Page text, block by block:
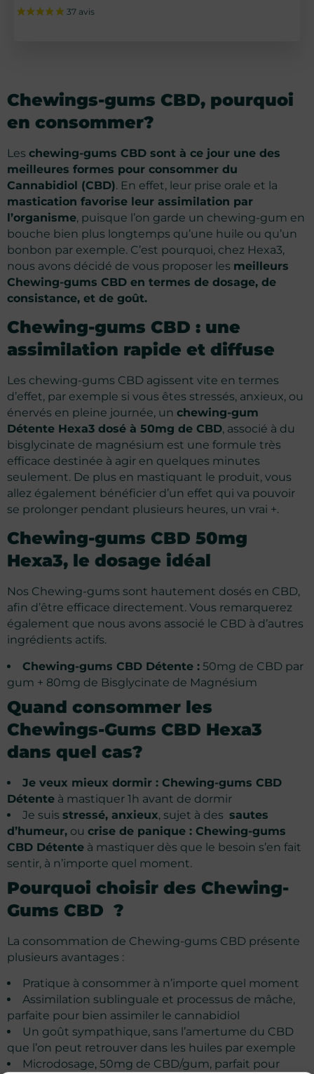
37 avis
Chewings-gums CBD, pourquoi
en consommer?
Les chewing-gums CBD sont à ce jour une des
meilleures formes pour consommer du
Cannabidiol (CBD). En effet, leur prise orale et la
mastication favorise leur assimilation par
l’organisme, puisque l’on garde un chewing-gum en
bouche bien plus longtemps qu’une huile ou qu’un
bonbon par exemple. C’est pourquoi, chez Hexa3,
nous avons décidé de vous proposer les meilleurs
Chewing-gums CBD en termes de dosage, de
consistance, et de goût.
Chewing-gums CBD : une
assimilation rapide et diffuse
Les chewing-gums CBD agissent vite en termes
d’effet, par exemple si vous êtes stressés, anxieux, ou
énervés en pleine journée, un chewing-gum
Détente Hexa3 dosé à 50mg de CBD, associé à du
bisglycinate de magnésium est une formule très
efficace destinée à agir en quelques minutes
seulement. De plus en mastiquant le produit, vous
allez également bénéficier d’un effet qui va pouvoir
se prolonger pendant plusieurs heures, un vrai +.
Chewing-gums CBD 50mg
Hexa3, le dosage idéal
Nos Chewing-gums sont hautement dosés en CBD,
afin d’être efficace directement. Vous remarquerez
également que nous avons associé le CBD à d’autres
ingrédients actifs.
Chewing-gums CBD Détente : 50mg de CBD par
gum + 80mg de Bisglycinate de Magnésium
Quand consommer les
Chewings-Gums CBD Hexa3
dans quel cas?
Je veux mieux dormir : Chewing-gums CBD
Détente à mastiquer 1h avant de dormir
Je suis stressé, anxieux, sujet à des sautes
d’humeur, ou crise de panique : Chewing-gums
CBD Détente à mastiquer dès que le besoin s’en fait
sentir, à n’importe quel moment.
Pourquoi choisir des Chewing-
Gums CBD ?
La consommation de Chewing-gums CBD présente
plusieurs avantages :
Pratique à consommer à n’importe quel moment
Assimilation sublinguale et processus de mâche,
parfaite pour bien assimiler le cannabidiol
Un goût sympathique, sans l’amertume du CBD
que l’on peut retrouver dans les huiles par exemple
Microdosage, 50mg de CBD/gum, parfait pour